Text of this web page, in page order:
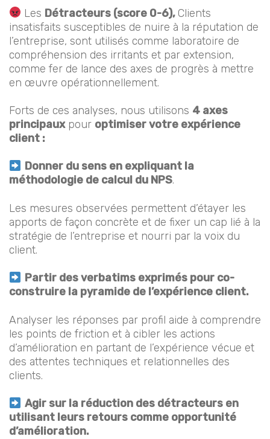
Les Détracteurs (score 0-6), Clients
insatisfaits susceptibles de nuire à la réputation de
l’entreprise, sont utilisés comme laboratoire de
compréhension des irritants et par extension,
comme fer de lance des axes de progrès à mettre
en œuvre opérationnellement.
Forts de ces analyses, nous utilisons 4 axes
principauxpour optimiser votre expérience
client :
Donner du sens en expliquant la
méthodologie de calcul du NPS.
Les mesures observées permettent d’étayer les
apports de façon concrète et de fixer un cap lié à la
stratégie de l’entreprise et nourri par la voix du
client.
Partir des verbatims exprimés pour co-
construire la pyramide de l’expérience client.
Analyser les réponses par profil aide à comprendre
les points de friction et à cibler les actions
d’amélioration en partant de l’expérience vécue et
des attentes techniques et relationnelles des
clients.
Agir sur la réduction des détracteurs en
utilisant leurs retours comme opportunité
d’amélioration.